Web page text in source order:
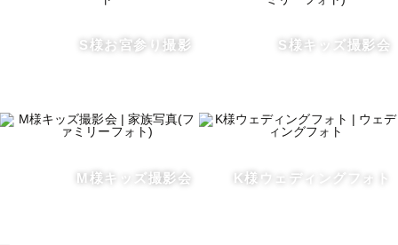
と思ったことはありませんか？
録、たくさんの人々の記憶の中にずっと残り続けます。
みんながみんな作品を出せるわけでもないし有名になれる
しかし、ひとつだけ確実に形として残り、将来まで残り続
S様お宮参り撮影 S様キッズ撮影会
M様キッズ撮影会 K様ウェディングフォト